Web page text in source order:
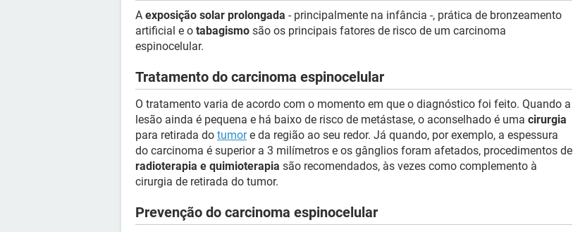
A exposição solar prolongada - principalmente na infância -, prática de bronzeamento
artificial e o tabagismo são os principais fatores de risco de um carcinoma
espinocelular.
Tratamento do carcinoma espinocelular
O tratamento varia de acordo com o momento em que o diagnóstico foi feito. Quando a
lesão ainda é pequena e há baixo de risco de metástase, o aconselhado é uma cirurgia
para retirada do tumore da região ao seu redor. Já quando, por exemplo, a espessura
do carcinoma é superior a 3 milímetros e os gânglios foram afetados, procedimentos de
radioterapia e quimioterapia são recomendados, às vezes como complemento à
cirurgia de retirada do tumor.
Prevenção do carcinoma espinocelular